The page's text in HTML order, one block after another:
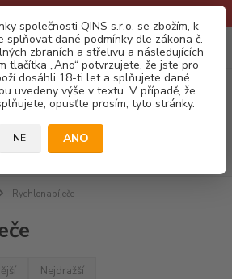
společnosti QINS s.r.o. se zbožím, k
splňovat dané podmínky dle zákona č.
zbraních a střelivu a následujících
tlačítka „Ano“ potvrzujete, že jste pro
dosáhli 18-ti let a splňujete dané
uvedeny výše v textu. V případě, že
opusťte prosím, tyto stránky.
NE ANO
Menu
CZK 0
za0,00 Kč
Rychlonabíječe
Nejdražší